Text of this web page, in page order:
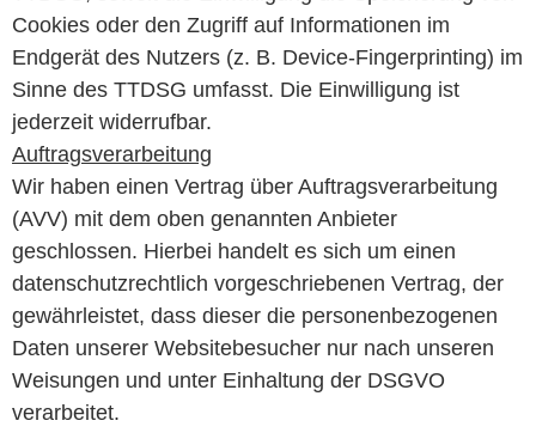
Cookies oder den Zugriff auf Informationen im
Endgerät des Nutzers (z. B. Device-Fingerprinting) im
Sinne des TTDSG umfasst. Die Einwilligung ist
jederzeit widerrufbar.
Auftragsverarbeitung
Wir haben einen Vertrag über Auftragsverarbeitung
(AVV) mit dem oben genannten Anbieter
geschlossen. Hierbei handelt es sich um einen
datenschutzrechtlich vorgeschriebenen Vertrag, der
gewährleistet, dass dieser die personenbezogenen
Daten unserer Websitebesucher nur nach unseren
Weisungen und unter Einhaltung der DSGVO
verarbeitet.